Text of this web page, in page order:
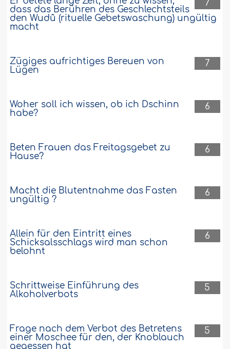
7
dass das Berühren des Geschlechtsteils
den Wudû (rituelle Gebetswaschung) ungültig
macht
7
Zügiges aufrichtiges Bereuen von
Lügen
6
Woher soll ich wissen, ob ich Dschinn
habe?
6
Beten Frauen das Freitagsgebet zu
Hause?
6
Macht die Blutentnahme das Fasten
ungültig ?
6
Allein für den Eintritt eines
Schicksalsschlags wird man schon
belohnt
5
Schrittweise Einführung des
Alkoholverbots
5
Frage nach dem Verbot des Betretens
einer Moschee für den, der Knoblauch
gegessen hat